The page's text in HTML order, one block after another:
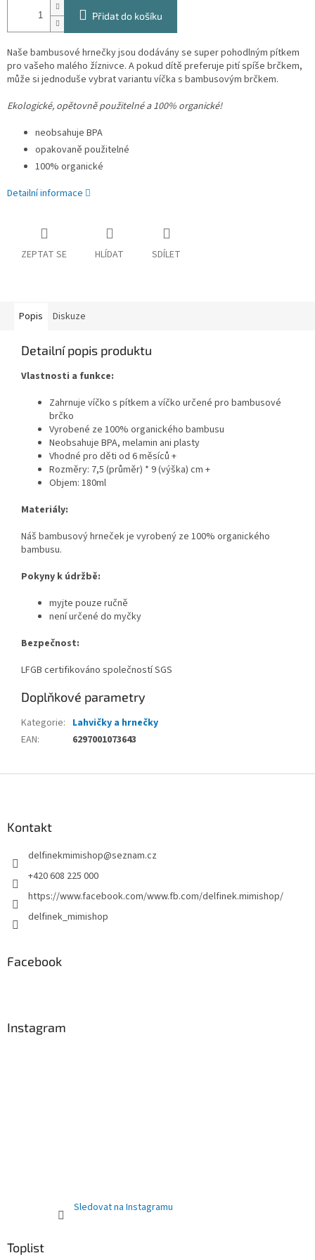
Přidat do košíku
Naše bambusové hrnečky jsou dodávány se super pohodlným pítkem
pro vašeho malého žíznivce. A pokud dítě preferuje pití spíše brčkem,
může si jednoduše vybrat variantu víčka s bambusovým brčkem.
Ekologické, opětovně použitelné a 100% organické!
neobsahuje BPA
opakovaně použitelné
100% organické
Detailní informace
ZEPTAT SE HLÍDAT SDÍLET
Popis Diskuze
Detailní popis produktu
Vlastnosti a funkce:
Zahrnuje víčko s pítkem a víčko určené pro bambusové
brčko
Vyrobené ze 100% organického bambusu
Neobsahuje BPA, melamin ani plasty
Vhodné pro děti od 6 měsíců +
Rozměry: 7,5 (průměr) * 9 (výška) cm +
Objem: 180ml
Materiály:
Náš bambusový hrneček je vyrobený ze 100% organického
bambusu.
Pokyny k údržbě:
myjte pouze ručně
není určené do myčky
Bezpečnost:
LFGB certifikováno společností SGS
Doplňkové parametry
Kategorie: Lahvičky a hrnečky
EAN: 6297001073643
Kontakt
delfinekmimishop@seznam.cz
+420 608 225 000
https://www.facebook.com/www.fb.com/delfinek.mimishop/
delfinek_mimishop
Facebook
Instagram
Sledovat na Instagramu
Toplist